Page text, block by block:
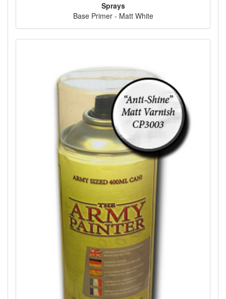
Sprays
Base Primer - Matt White